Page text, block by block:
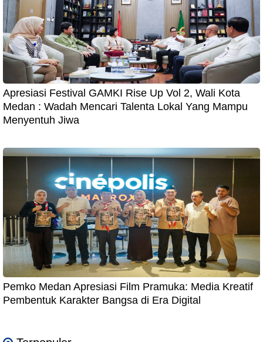
Apresiasi Festival GAMKI Rise Up Vol 2, Wali Kota
Medan : Wadah Mencari Talenta Lokal Yang Mampu
Menyentuh Jiwa
Pemko Medan Apresiasi Film Pramuka: Media Kreatif
Pembentuk Karakter Bangsa di Era Digital